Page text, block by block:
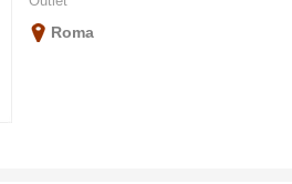
Roma